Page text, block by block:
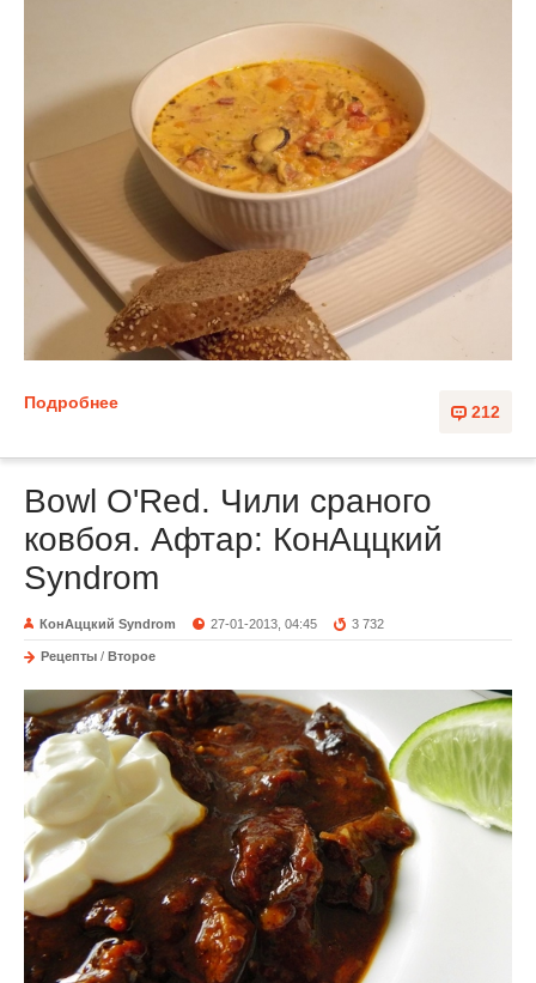
212
Подробнее
Bowl O'Red. Чили сраного
ковбоя. Афтар: КонАццкий
Syndrom
КонАццкий Syndrom 27-01-2013, 04:45 3 732
Рецепты / Второе